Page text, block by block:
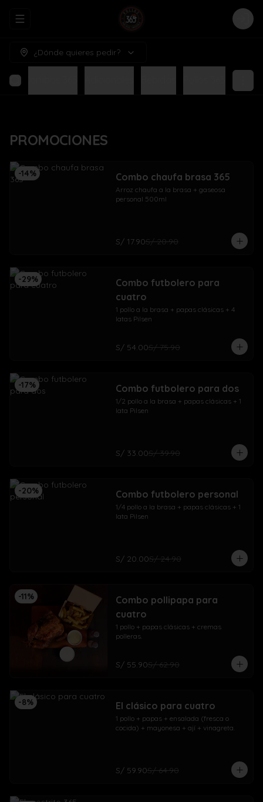
Abrir menu de navegación Login
¿Dónde quieres pedir?
PROMOCIONES
-14% Combo chaufa brasa 365
Arroz chaufa a la brasa + gaseosa
personal 500ml
S/ 17.90S/ 20.90
-29%
Combo futbolero para
cuatro
1 pollo a la brasa + papas clásicas + 4
latas Pilsen
S/ 54.00S/ 75.90
-17% Combo futbolero para dos
1/2 pollo a la brasa + papas clásicas + 1
lata Pilsen
S/ 33.00S/ 39.90
-20% Combo futbolero personal
1/4 pollo a la brasa + papas clásicas + 1
lata Pilsen
S/ 20.00S/ 24.90
-11%
Combo pollipapa para
cuatro
1 pollo + papas clásicas + cremas
polleras.
S/ 55.90S/ 62.90
-8% El clásico para cuatro
1 pollo + papas + ensalada (fresca o
cocida) + mayonesa + ají + vinagreta.
S/ 59.90S/ 64.90